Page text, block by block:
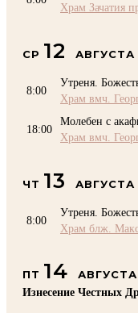
Храм Зачатия
СР 12 АВГУСТА
8:00
Утреня.
Храм вмч.
18:00
Молебен с
Храм вмч.
ЧТ 13 АВГУСТА
8:00
Утреня.
Храм блж.
ПТ 14
АВГУСТА
Изнесение Честных